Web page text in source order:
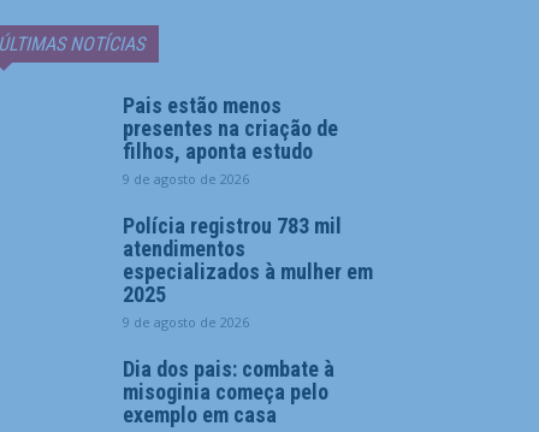
ÚLTIMAS NOTÍCIAS
Pais estão menos
presentes na criação de
filhos, aponta estudo
9 de agosto de 2026
Polícia registrou 783 mil
atendimentos
especializados à mulher em
2025
9 de agosto de 2026
Dia dos pais: combate à
misoginia começa pelo
exemplo em casa